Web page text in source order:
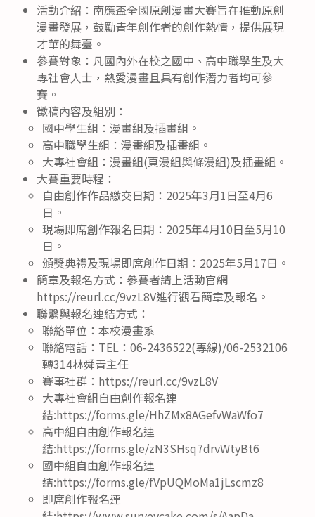
活動介紹：南應盃全國原創漫畫大賽旨在推動原創
漫畫發展，鼓勵青年創作者的創作熱情，提供展現
才華的舞臺。
參賽對象：凡國內外在校之國中、高中職學生及大
專社會人士，熱愛漫畫且具有創作潛力者均可參
賽。
徵稿內容及組別：
國中學生組：漫畫組及插畫組。
高中職學生組：漫畫組及插畫組。
大專社會組：漫畫組(頁漫組與條漫組)及插畫組。
大賽重要時程：
自由創作作品繳交日期：2025年3月1日至4月6
日。
現場即席創作報名日期：2025年4月10日至5月10
日。
頒獎典禮及現場即席創作日期：2025年5月17日。
簡章及報名方式：參賽者請上活動官網
https://reurl.cc/9vzL8V進行觀看簡章及報名。
聯繫與報名連結方式：
聯絡單位：本校漫畫系
聯絡電話：TEL：06-2436522(專線)/06-2532106
轉314林舜青主任
賽事社群：https://reurl.cc/9vzL8V
大專社會組自由創作報名連
結:https://forms.gle/HhZMx8AGefvWaWfo7
高中組自由創作報名連
結:https://forms.gle/zN3SHsq7drvWtyBt6
國中組自由創作報名連
結:https://forms.gle/fVpUQMoMa1jLscmz8
即席創作報名連